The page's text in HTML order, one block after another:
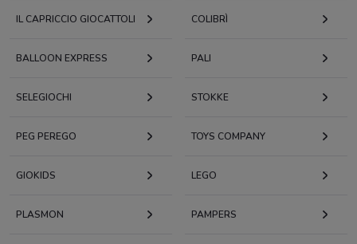
IL CAPRICCIO GIOCATTOLI COLIBRÌ
BALLOON EXPRESS PALI
SELEGIOCHI STOKKE
PEG PEREGO TOYS COMPANY
GIOKIDS LEGO
PLASMON PAMPERS